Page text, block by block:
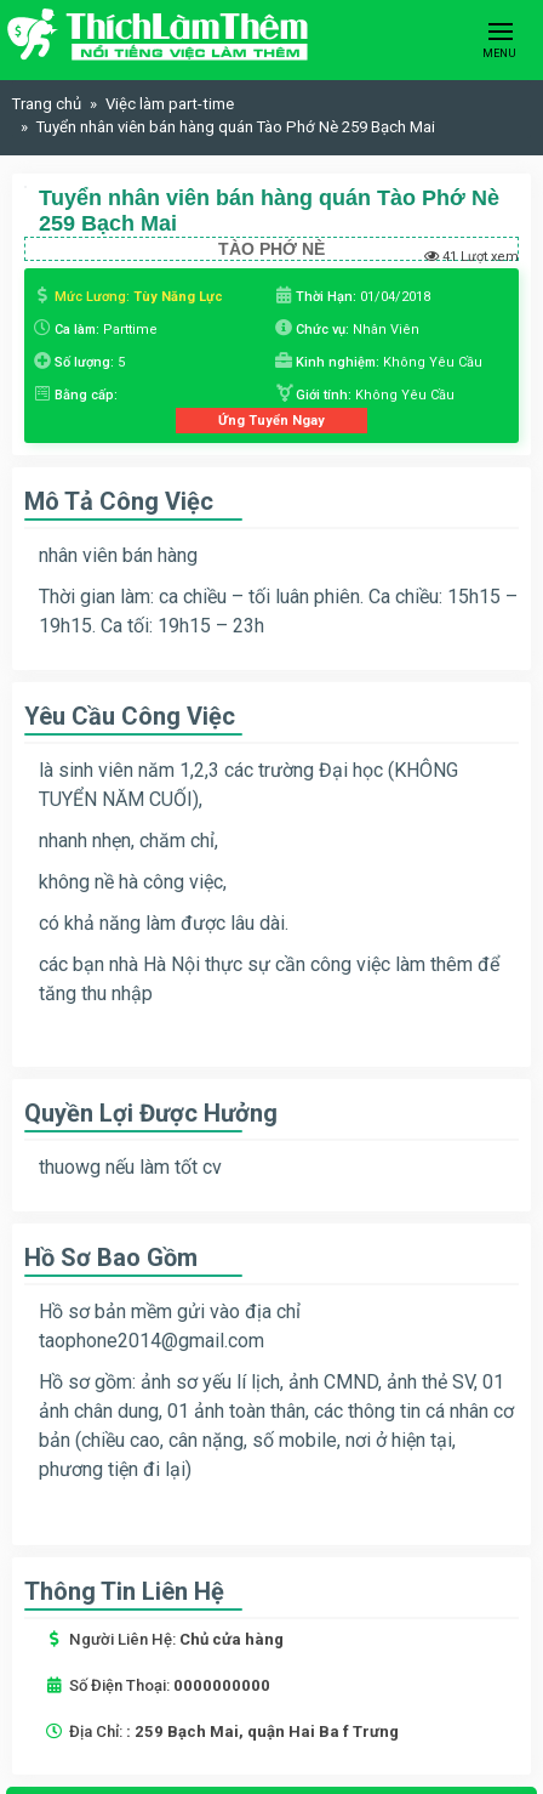
Skip to content
MENU
Trang chủ
Việc làm part-time
Tuyển nhân viên bán hàng quán Tào Phớ Nè 259 Bạch Mai
Tuyển nhân viên bán hàng quán Tào Phớ Nè
259 Bạch Mai
TÀO PHỚ NÈ 41 Lượt xem
Mức Lương: Tùy Năng Lực Thời Hạn: 01/04/2018
Ca làm: Parttime Chức vụ: Nhân Viên
Số lượng: 5 Kinh nghiệm: Không Yêu Cầu
Bằng cấp: Giới tính: Không Yêu Cầu
Ứng Tuyển Ngay
Mô Tả Công Việc
nhân viên bán hàng
Thời gian làm: ca chiều – tối luân phiên. Ca chiều: 15h15 –
19h15. Ca tối: 19h15 – 23h
Yêu Cầu Công Việc
là sinh viên năm 1,2,3 các trường Đại học (KHÔNG
TUYỂN NĂM CUỐI),
nhanh nhẹn, chăm chỉ,
không nề hà công việc,
có khả năng làm được lâu dài.
các bạn nhà Hà Nội thực sự cần công việc làm thêm để
tăng thu nhập
Quyền Lợi Được Hưởng
thuowg nếu làm tốt cv
Hồ Sơ Bao Gồm
Hồ sơ bản mềm gửi vào địa chỉ
taophone2014@gmail.com
Hồ sơ gồm: ảnh sơ yếu lí lịch, ảnh CMND, ảnh thẻ SV, 01
ảnh chân dung, 01 ảnh toàn thân, các thông tin cá nhân cơ
bản (chiều cao, cân nặng, số mobile, nơi ở hiện tại,
phương tiện đi lại)
Thông Tin Liên Hệ
Người Liên Hệ: Chủ cửa hàng
Số Điện Thoại: 0000000000
Địa Chỉ: : 259 Bạch Mai, quận Hai Ba f Trưng